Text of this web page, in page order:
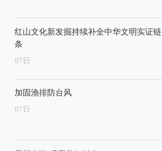
红山文化新发掘持续补全中华文明实证链
条
07 日
加固渔排防台风
07 日